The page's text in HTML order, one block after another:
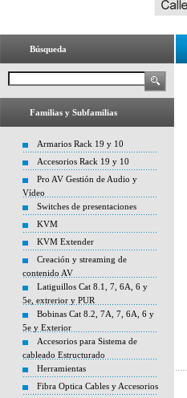
Búsqueda
Familias y Subfamilias
Armarios Rack 19 y 10
Accesorios Rack 19 y 10
Pro AV Gestión de Audio y
Vídeo
Switches de presentaciones
KVM
KVM Extender
Creación y streaming de
contenido AV
Latiguillos Cat 8.1, 7, 6A, 6 y
5e, extrerior y PUR
Bobinas Cat 8.2, 7A, 7, 6A, 6 y
5e y Exterior
Accesorios para Sistema de
cableado Estructurado
Herramientas
Fibra Optica Cables y Accesorios